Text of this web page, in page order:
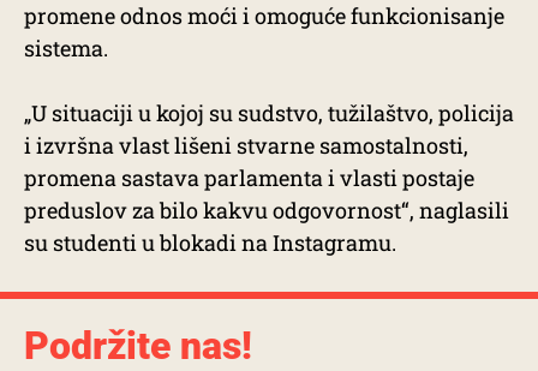
promene odnos moći i omoguće funkcionisanje
sistema.
„U situaciji u kojoj su sudstvo, tužilaštvo, policija
i izvršna vlast lišeni stvarne samostalnosti,
promena sastava parlamenta i vlasti postaje
preduslov za bilo kakvu odgovornost“, naglasili
su studenti u blokadi na Instagramu.
Podržite nas!